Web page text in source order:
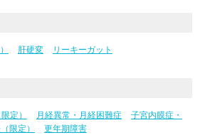
肝硬変 リーキーガット
定） 月経異常・月経困難症
子宮内膜症・
限定） 更年期障害